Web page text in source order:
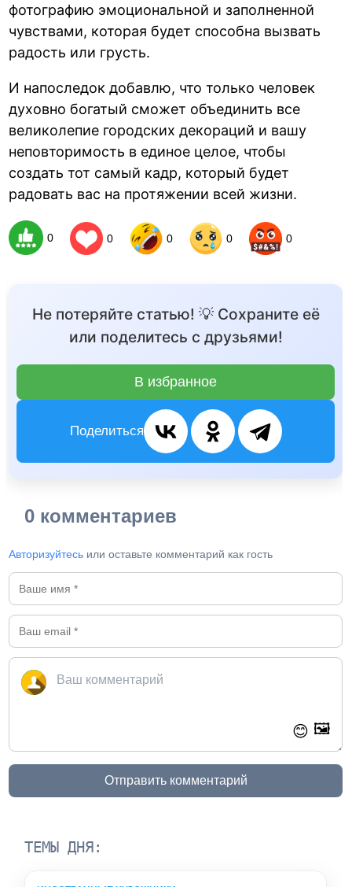
фотографию эмоциональной и заполненной
чувствами, которая будет способна вызвать
радость или грусть.
И напоследок добавлю, что только человек
духовно богатый сможет объединить все
великолепие городских декораций и вашу
неповторимость в единое целое, чтобы
создать тот самый кадр, который будет
радовать вас на протяжении всей жизни.
0 0 0 0 0
Не потеряйте статью! 💡 Сохраните её
или поделитесь с друзьями!
В избранное
Поделиться
0 комментариев
Авторизуйтесь или оставьте комментарий как гость
😊 🖼️
Отправить комментарий
ТЕМЫ ДНЯ: